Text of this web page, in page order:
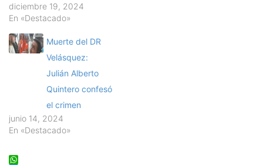
diciembre 19, 2024
En «Destacado»
Muerte del DR
Velásquez:
Julián Alberto
Quintero confesó
el crimen
junio 14, 2024
En «Destacado»